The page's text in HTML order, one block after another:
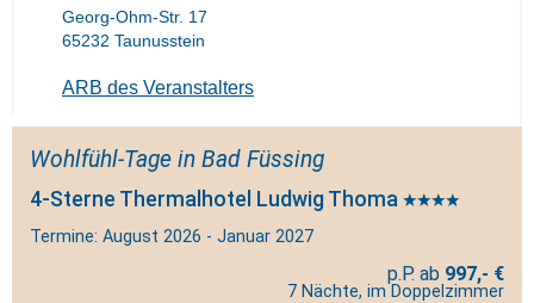
Georg-Ohm-Str. 17
65232 Taunusstein
ARB des Veranstalters
Wohlfühl-Tage in Bad Füssing
4-Sterne Thermalhotel Ludwig Thoma
Termine: August 2026 - Januar 2027
997,- €
7 Nächte, im Doppelzimmer